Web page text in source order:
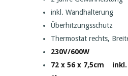
inkl. Wandhalterung
Überhitzungsschutz
Thermostat rechts,
230V/600W
72 x 56 x 7,5cm